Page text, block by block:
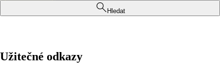
Hledat
Užitečné odkazy